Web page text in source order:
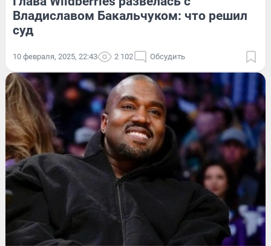
Владиславом Бакальчуком: что решил
суд
10 февраля, 2025, 22:43 2 102 Обсудить